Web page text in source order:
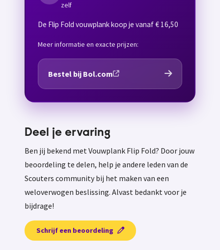
zelf
De Flip Fold vouwplank koop je vanaf € 16,50
Meer informatie en exacte prijzen:
Bestel bij Bol.com
Deel je ervaring
Ben jij bekend met Vouwplank Flip Fold? Door jouw
beoordeling te delen, help je andere leden van de
Scouters community bij het maken van een
weloverwogen beslissing. Alvast bedankt voor je
bijdrage!
Schrijf een beoordeling